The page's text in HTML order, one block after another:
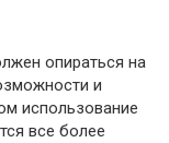
опираться на
и
использование
все более